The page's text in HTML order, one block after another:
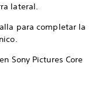
lateral.
para completar la
Sony Pictures Core